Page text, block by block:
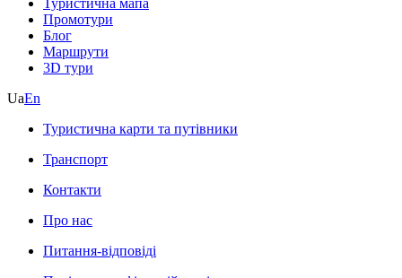
Туристична мапа
Промотури
Блог
Маршрути
3D тури
UaEn
Туристична карти та путівники
Транспорт
Контакти
Про нас
Питання-відповіді